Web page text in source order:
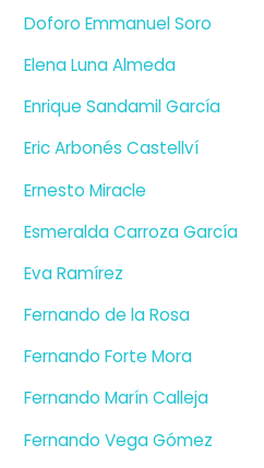
Doforo Emmanuel Soro
Elena Luna Almeda
Enrique Sandamil García
Eric Arbonés Castellví
Ernesto Miracle
Esmeralda Carroza García
Eva Ramírez
Fernando de la Rosa
Fernando Forte Mora
Fernando Marín Calleja
Fernando Vega Gómez